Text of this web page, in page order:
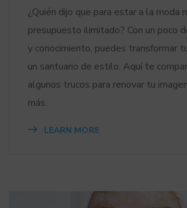
¿Quién dijo que para estar a la moda
presupuesto ilimitado? Con un poco
y conocimiento, puedes transformar
un santuario de estilo. Aquí te
algunos trucos para renovar tu
más.
LEARN MORE